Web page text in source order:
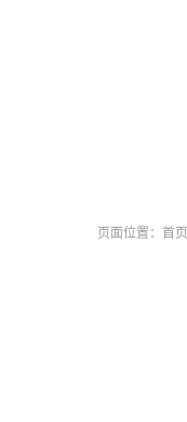
页面位置： 首页